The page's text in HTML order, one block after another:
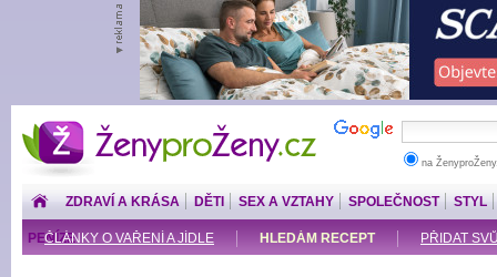
ŽenyproŽeny.cz
na
ZDRAVÍ A KRÁSA DĚTI SEX A VZTAHY SPOLEČNOST STYL
ČLÁNKY O VAŘENÍ A JÍDLE HLEDÁM RECEPT PŘIDAT
PENÍZE